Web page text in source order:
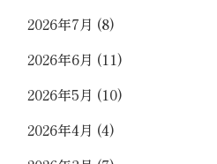
2026年7月 (8)
2026年6月 (11)
2026年5月 (10)
2026年4月 (4)